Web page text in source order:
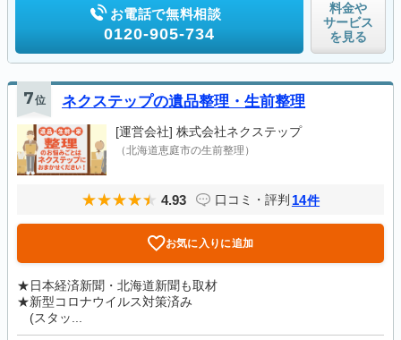
お電話で無料相談
0120-905-734
料金や
サービス
を見る
7位 ネクステップの遺品整理・生前整理
[運営会社] 株式会社ネクステップ
（北海道恵庭市の生前整理）
4.93 口コミ・評判 14件
お気に入りに追加
★日本経済新聞・北海道新聞も取材
★新型コロナウイルス対策済み
(スタッ...